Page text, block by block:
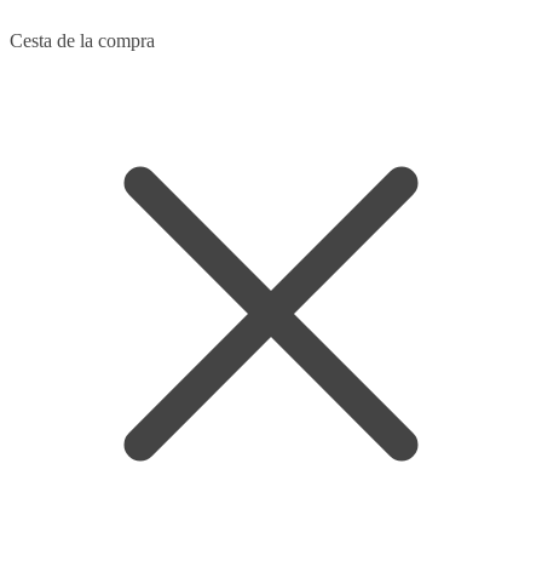
Skip
Skip
Cesta de la compra